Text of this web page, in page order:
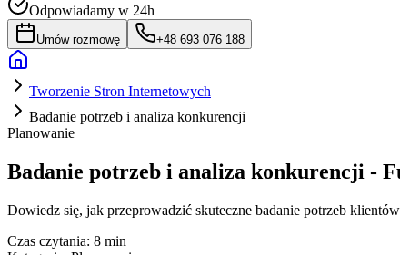
Odpowiadamy w 24h
Umów rozmowę +48 693 076 188
Tworzenie Stron Internetowych
Badanie potrzeb i analiza konkurencji
Planowanie
Badanie potrzeb i analiza konkurencji -
Dowiedz się, jak przeprowadzić skuteczne badanie potrzeb
Czas czytania: 8 min